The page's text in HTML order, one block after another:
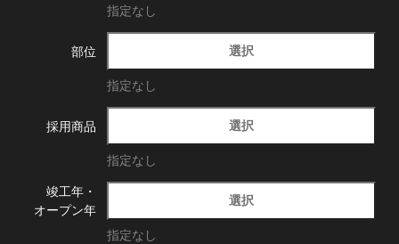
指定なし
部位 選択
指定なし
採用商品 選択
指定なし
竣工年・
オープン年
選択
指定なし